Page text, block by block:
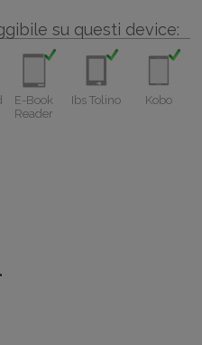
su questi device:
E-Book
Reader
Ibs Tolino Kobo